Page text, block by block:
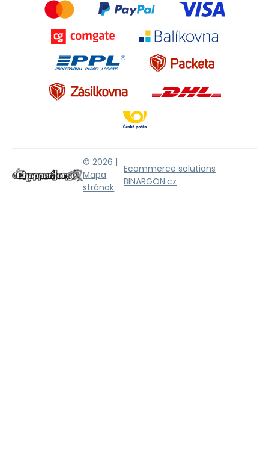
© 2026 |
Mapa
stránok
Ecommerce solutions
BINARGON.cz